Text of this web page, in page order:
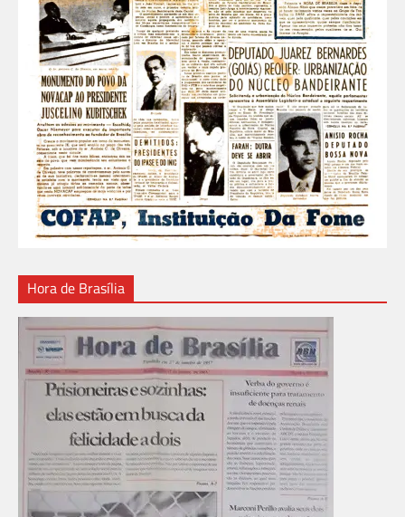
Hora de Brasília